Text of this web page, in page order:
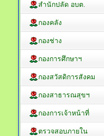
สำนักปลัด อบต.
กองคลัง
กองช่าง
กองการศึกษาฯ
กองสวัสดิการสังคม
กองสาธารณสุขฯ
กองการเจ้าหน้าที่
ตรวจสอบภายใน